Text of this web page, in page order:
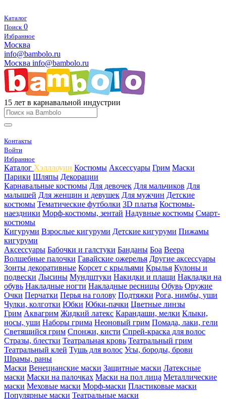
Каталог
Поиск 0
Избранное
Москва
info@bambolo.ru
Москва info@bambolo.ru
15 лет в карнавальной индустрии
Контакты
Войти
Избранное
Каталог Хэлллоуин Костюмы Аксессуары Грим Маски
Парики Шляпы Декорации
Карнавальные костюмы Для девочек Для мальчиков Для
малышей Для женщин и девушек Для мужчин Детские
костюмы Тематические футболки 3D платья Костюмы-
наездники Морф-костюмы, зентай Надувные костюмы Смарт-
костюмы
Кигуруми Взрослые кигуруми Детские кигуруми Пижамы
кигуруми
Аксессуары Бабочки и галстуки Банданы Боа Веера
Волшебные палочки Гавайские ожерелья Другие аксессуары
Зонты декоративные Корсет с крыльями Крылья Кулоны и
подвески Лысины Мундштуки Накидки и плащи Накладки на
обувь Накладные ногти Накладные ресницы Обувь Оружие
Очки Перчатки Перья на голову Подтяжки Рога, нимбы, уши
Чулки, колготки Юбки Юбки-пачки Цветные линзы
Грим Аквагрим Жидкий латекс Карандаши, мелки Клыки,
носы, уши Наборы грима Неоновый грим Помада, лаки, гели
Светящийся грим Спонжи, кисти Спрей-краска для волос
Стразы, блестки Театральная кровь Театральный грим
Театральный клей Тушь для волос Усы, бороды, брови
Шрамы, раны
Маски Венецианские маски Защитные маски Латексные
маски Маски на палочках Маски на пол лица Металлические
маски Меховые маски Морф-маски Пластиковые маски
Популярные маски Театральные маски